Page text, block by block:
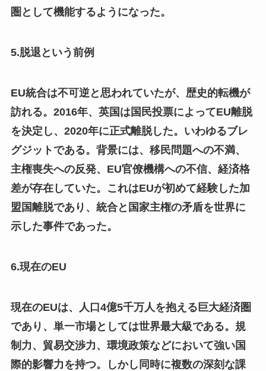
圏として機能するようになった。
5.脱退という前例
EU統合は不可逆と思われていたが、歴史的転機が
訪れる。2016年、英国は国民投票によってEU離脱
を決定し、2020年に正式離脱した。いわゆるブレ
グジットである。背景には、移民問題への不満、
主権喪失への反発、EU官僚機構への不信、経済格
差が存在していた。これはEUが初めて経験した加
盟国離脱であり、統合と国家主権の矛盾を世界に
示した事件であった。
6.現在のEU
現在のEUは、人口4億5千万人を抱える巨大経済圏
であり、単一市場としては世界最大級である。規
制力、貿易交渉力、環境政策などにおいて強い国
際的影響力を持つ。しかし同時に複数の深刻な課